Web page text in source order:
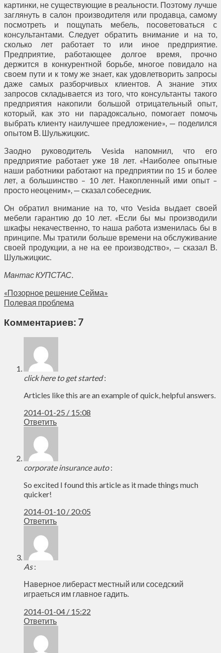
картинки, не существующие в реальности. Поэтому лучше
заглянуть в салон производителя или продавца, самому
посмотреть и пощупать мебель, посоветоваться с
консультантами. Следует обратить внимание и на то,
сколько лет работает то или иное предприятие.
Предприятие, работающее долгое время, прочно
держится в конкурентной борьбе, многое повидало на
своем пути и к тому же знает, как удовлетворить запросы
даже самых разборчивых клиентов. А знание этих
запросов складывается из того, что консультанты такого
предприятия накопили большой отрицательный опыт,
который, как это ни парадоксально, помогает помочь
выбрать клиенту наилучшее предложение», — поделился
опытом В. Шульжицкис.
Заодно руководитель Vesida напомнил, что его
предприятие работает уже 18 лет. «Наиболее опытные
наши работники работают на предприятии по 15 и более
лет, а большинство – 10 лет. Накопленный ими опыт –
просто неоценим», — сказал собеседник.
Он обратил внимание на то, что Vesida выдает своей
мебели гарантию до 10 лет. «Если бы мы производили
шкафы некачественно, то наша работа изменилась бы в
принципе. Мы тратили больше времени на обслуживание
своей продукции, а не на ее производство», — сказал В.
Шульжицкис.
Мантас КУПСТАС.
«Позорное решение Сейма»
Полевая проблема
Комментариев: 7
click here to get started :
Articles like this are an example of quick, helpful answers.
2014-01-25 / 15:08
Ответить
corporate insurance auto :
So excited I found this article as it made things much
quicker!
2014-01-10 / 20:05
Ответить
As :
Наверное либераст местный или соседский
играеться им главное гадить.
2014-01-04 / 15:22
Ответить